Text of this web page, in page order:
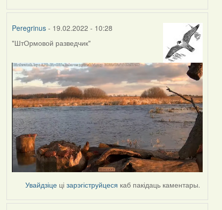
Peregrinus- 19.02.2022 - 10:28
"ШтОрмовой разведчик"
Увайдзіце цізарэгіструйцеся каб пакідаць каментары.